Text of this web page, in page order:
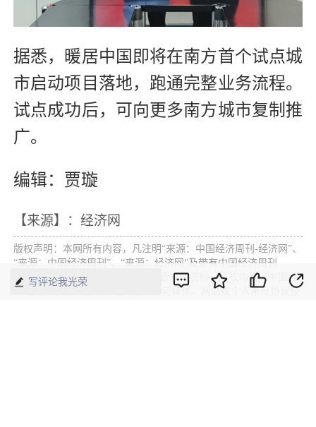
据悉，暖居中国即将在南方首个试点城
市启动项目落地，跑通完整业务流程。
试点成功后，可向更多南方城市复制推
广。
编辑：贾璇
【来源】：经济网
版权声明：本网所有内容，凡注明“来源：中国经济周刊-经济网”、
“来源：中国经济周刊”、“来源：经济网”及带有中国经济周刊
LOGO、水印的所有文字、图片和音视频资料，版权均属《中国经
济周刊》杂志社有限公司所有，任何媒体、网站或个人未经协议授
写评论我光荣